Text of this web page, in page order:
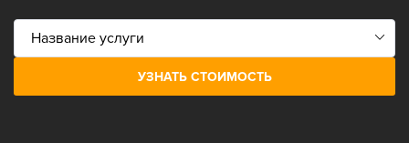
УЗНАТЬ СТОИМОСТЬ